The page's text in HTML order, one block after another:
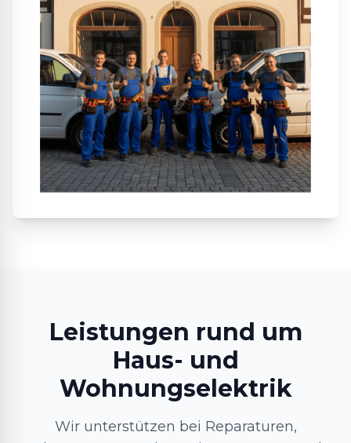
Leistungen rund um
Haus- und
Wohnungselektrik
Wir unterstützen bei Reparaturen,